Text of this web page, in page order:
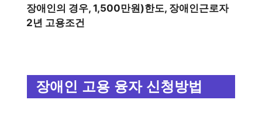
장애인의 경우, 1,500만원)한도, 장애인근로자
2년 고용조건
장애인 고용 융자 신청방법